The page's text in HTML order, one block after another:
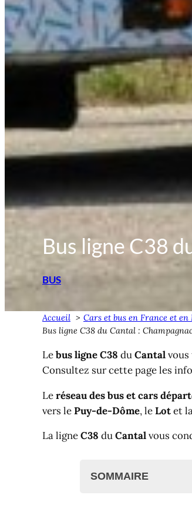
Bus ligne C38
BUS
Accueil Cars et bus en France et
Bus ligne C38 du Cantal :
Lebus ligne C38 duCantal
Consultez sur cette page les
Leréseau des bus et cars
vers lePuy-de-Dôme, leLotet
La ligneC38 duCantalvous
SOMMAIRE